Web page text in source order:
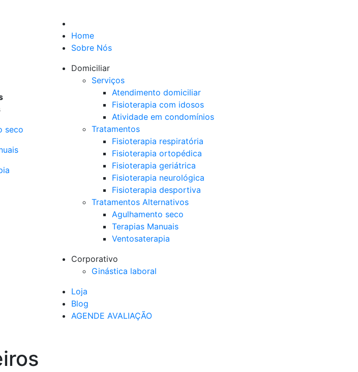
seco
Home
Sobre Nós
Domiciliar
Serviços
Atendimento domiciliar
Fisioterapia com idosos
Atividade em condomínios
Tratamentos
Fisioterapia respiratória
Fisioterapia ortopédica
Fisioterapia geriátrica
Fisioterapia neurológica
Fisioterapia desportiva
Tratamentos Alternativos
Agulhamento seco
Terapias Manuais
Ventosaterapia
Corporativo
Ginástica laboral
Loja
Blog
AGENDE AVALIAÇÃO